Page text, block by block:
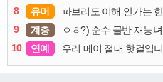
8
유머 파브리도 이해 안가는
9
계층 ㅇㅎ?) 순수 골반 재능
10
연예 우리 메이 절대 핫걸입